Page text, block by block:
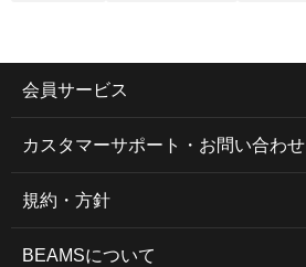
会員サービス
カスタマーサポート・お問い合わせ
規約・方針
BEAMSについて